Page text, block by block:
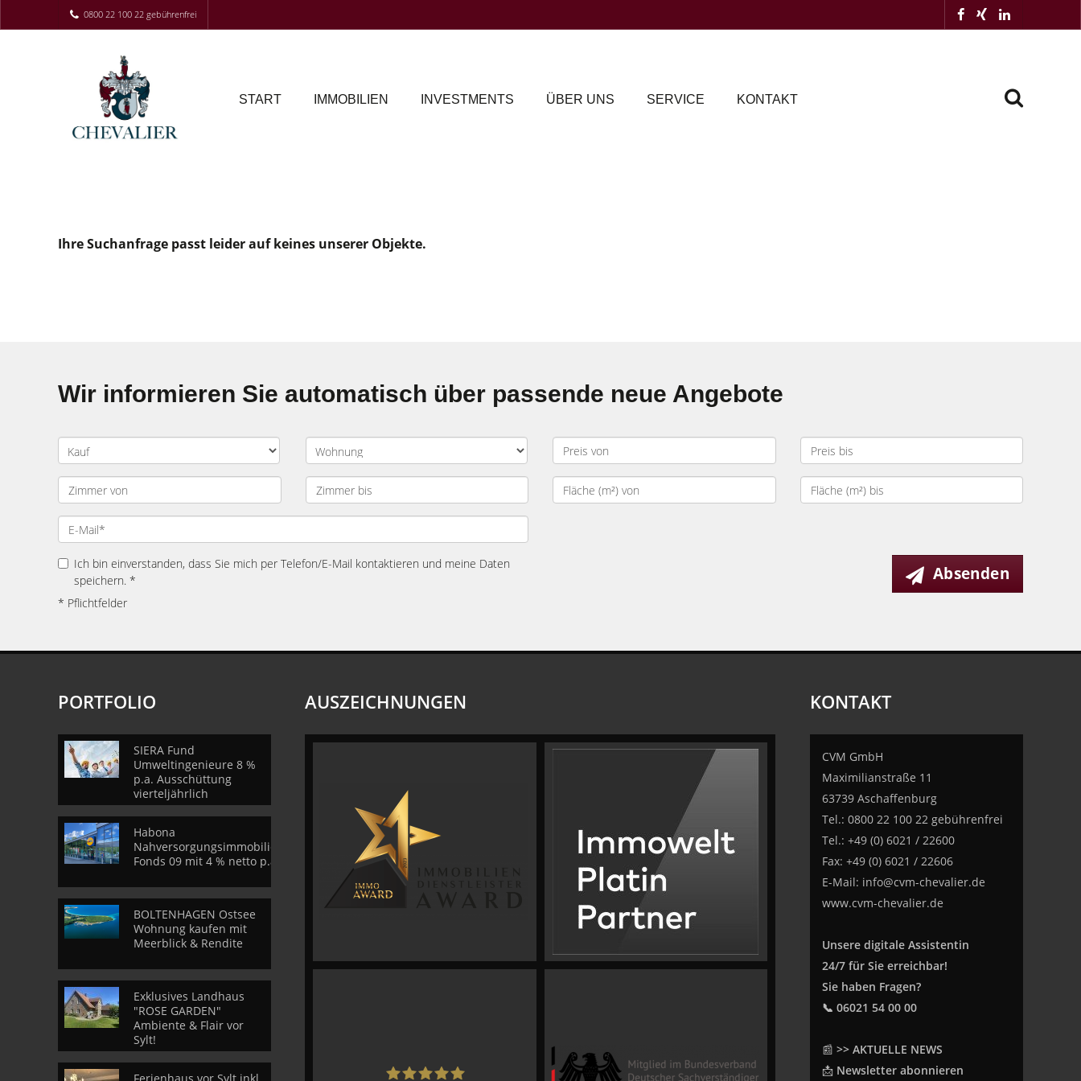
0800 22 100 22 gebührenfrei
START IMMOBILIEN INVESTMENTS ÜBER UNS SERVICE KONTAKT
Ihre Suchanfrage passt leider auf keines unserer Objekte.
Wir informieren Sie automatisch über passende neue Angebote
Ich bin einverstanden, dass Sie mich per Telefon/E-Mail kontaktieren und meine Daten
speichern. *
* Pflichtfelder
Absenden
PORTFOLIO
SIERA Fund
Umweltingenieure 8 %
p.a. Ausschüttung
vierteljährlich
Habona
Nahversorgungsimmobilien
Fonds 09 mit 4 % netto p.a.
BOLTENHAGEN Ostsee
Wohnung kaufen mit
Meerblick & Rendite
Exklusives Landhaus
"ROSE GARDEN"
Ambiente & Flair vor
Sylt!
AUSZEICHNUNGEN KONTAKT
CVM GmbH
Maximilianstraße 11
63739 Aschaffenburg
Tel.: 0800 22 100 22 gebührenfrei
Tel.: +49 (0) 6021 / 22600
Fax: +49 (0) 6021 / 22606
E-Mail: info@cvm-chevalier.de
www.cvm-chevalier.de
Unsere digitale Assistentin
24/7 für Sie erreichbar!
Sie haben Fragen?
📞 06021 54 00 00
📰 >> AKTUELLE NEWS
📩 Newsletter abonnieren